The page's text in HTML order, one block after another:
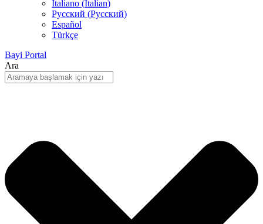
Italiano (Italian)
Русский (Pусский)
Español
Türkçe
Bayi Portal
Ara